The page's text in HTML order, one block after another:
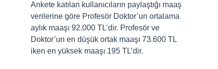
Ankete katılan kullanıcıların paylaştığı maaş
verilerine göre Profesör Doktor’un ortalama
aylık maaşı 92.000 TL’dir. Profesör ve
Doktor’un en düşük ortak maaşı 73.600 TL
iken en yüksek maaşı 195 TL’dir.